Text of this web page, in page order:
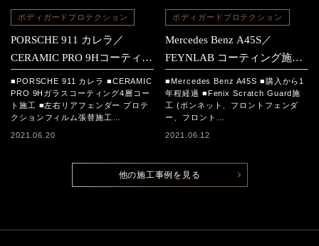
ボディガードプロテクション
PORSCHE 911 カレラ／
CERAMIC PRO 9Hコーティン
グ施工＆プロテクションフィ
ルム施工
■PORSCHE 911 カレラ ■CERAMIC
PRO 9Hガラスコーティング4層コー
ト施工 ■左右リアフェンダー プロテ
クションフィルム張替施工…
2021.06.20
ボディガードプロテクション
Mercedes Benz A45S／
FEYNLAB コーティング施工
＆Fenix施工＆フロントガラス
プロテクションフィルム施工
■Mercedes Benz A45S ■購入から1
年程経過 ■Fenix Scratch Guard施
工 (ボンネット、フロントフェンダ
ー、フロント…
2021.06.12
他の施工事例を見る